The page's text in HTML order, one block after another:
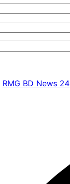
RMG BD News 24